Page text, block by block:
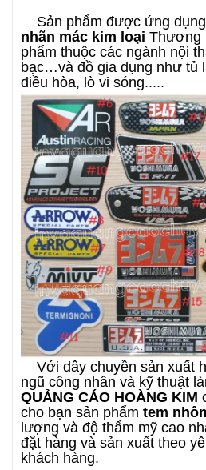
Sản phẩm được ứng dụng
nhãn mác kim loại Thương
phẩm thuộc các ngành nội
bạc…và đồ gia dụng như tủ
điều hòa, lò vi sóng.....
Với dây chuyền sản xuất
ngũ công nhân và kỹ thuật
QUẢNG CÁO HOÀNG KIM
cho bạn sản phẩm tem
lượng và độ thẩm mỹ cao
đặt hàng và sản xuất theo
khách hàng.